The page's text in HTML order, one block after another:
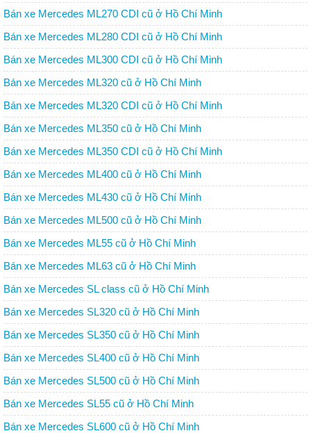
Bán xe Mercedes ML270 CDI cũ ở Hồ Chí Minh
Bán xe Mercedes ML280 CDI cũ ở Hồ Chí Minh
Bán xe Mercedes ML300 CDI cũ ở Hồ Chí Minh
Bán xe Mercedes ML320 cũ ở Hồ Chí Minh
Bán xe Mercedes ML320 CDI cũ ở Hồ Chí Minh
Bán xe Mercedes ML350 cũ ở Hồ Chí Minh
Bán xe Mercedes ML350 CDI cũ ở Hồ Chí Minh
Bán xe Mercedes ML400 cũ ở Hồ Chí Minh
Bán xe Mercedes ML430 cũ ở Hồ Chí Minh
Bán xe Mercedes ML500 cũ ở Hồ Chí Minh
Bán xe Mercedes ML55 cũ ở Hồ Chí Minh
Bán xe Mercedes ML63 cũ ở Hồ Chí Minh
Bán xe Mercedes SL class cũ ở Hồ Chí Minh
Bán xe Mercedes SL320 cũ ở Hồ Chí Minh
Bán xe Mercedes SL350 cũ ở Hồ Chí Minh
Bán xe Mercedes SL400 cũ ở Hồ Chí Minh
Bán xe Mercedes SL500 cũ ở Hồ Chí Minh
Bán xe Mercedes SL55 cũ ở Hồ Chí Minh
Bán xe Mercedes SL600 cũ ở Hồ Chí Minh